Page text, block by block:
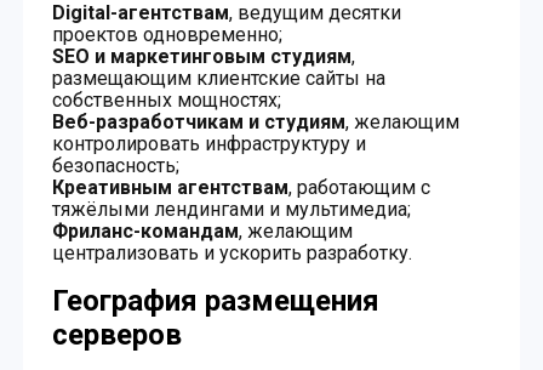
Digital-агентствам, ведущим десятки
проектов одновременно;
SEO и маркетинговым студиям,
размещающим клиентские сайты на
собственных мощностях;
Веб-разработчикам и студиям, желающим
контролировать инфраструктуру и
безопасность;
Креативным агентствам, работающим с
тяжёлыми лендингами и мультимедиа;
Фриланс-командам, желающим
централизовать и ускорить разработку.
География размещения
серверов